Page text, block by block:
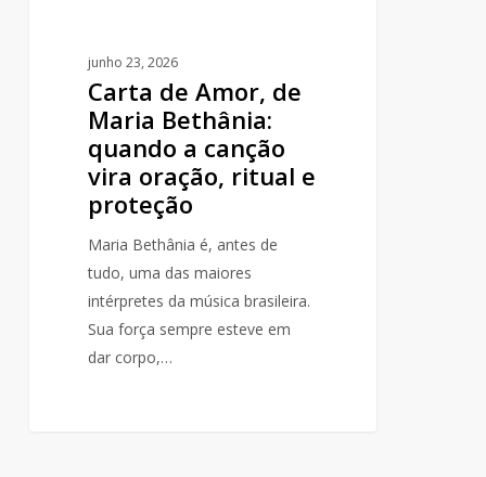
proteção
junho 23, 2026
Carta de Amor, de
Maria Bethânia:
quando a canção
vira oração, ritual e
proteção
Maria Bethânia é, antes de
tudo, uma das maiores
intérpretes da música brasileira.
Sua força sempre esteve em
dar corpo,…